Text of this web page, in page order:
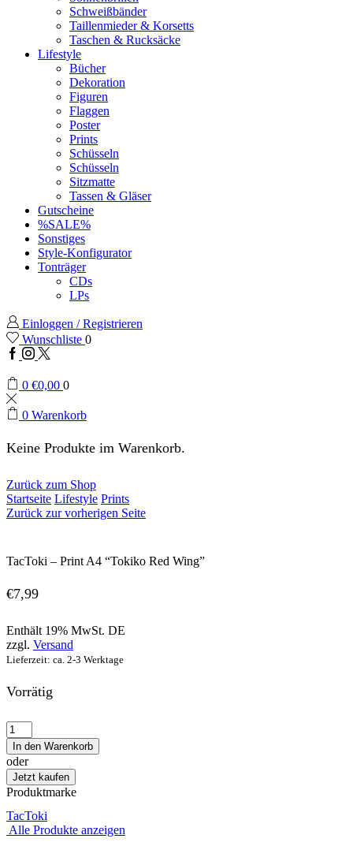
Schweißbänder
Taillenmieder & Korsetts
Taschen & Rucksäcke
Lifestyle
Bücher
Dekoration
Figuren
Flaggen
Poster
Prints
Schüsseln
Schüsseln
Sitzmatte
Tassen & Gläser
Gutscheine
%SALE%
Sonstiges
Style-Konfigurator
Tonträger
CDs
LPs
Einloggen / Registrieren
Wunschliste 0
Facebook
Instagram
Twitter
0 €0,00 0
0 Warenkorb
Keine Produkte im Warenkorb.
Zurück zum Shop
Startseite Lifestyle Prints
Zurück zur vorherigen Seite
TacToki – Print A4 “Tokiko Red Wing”
€7,99
Enthält 19% MwSt. DE
zzgl. Versand
Lieferzeit: ca. 2-3 Werktage
Vorrätig
TacToki
-
Print
A4
"Tokiko
Red
Wing"
Menge
In den Warenkorb
oder
Jetzt kaufen
Produktmarke
TacToki
Alle Produkte anzeigen